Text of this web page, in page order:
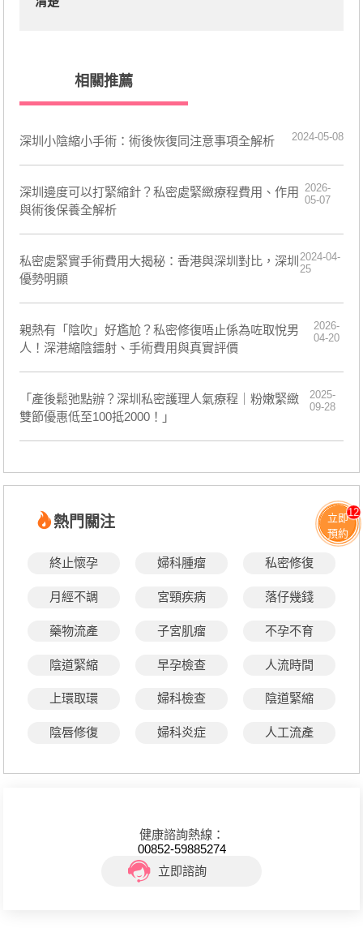
相關推薦
深圳小陰縮小手術：術後恢復同注意事項全解析 2024-05-08
深圳邊度可以打緊縮針？私密處緊緻療程費用、作用
與術後保養全解析
2026-
05-07
私密處緊實手術費用大揭秘：香港與深圳對比，深圳
優勢明顯
2024-04-
25
親熱有「陰吹」好尷尬？私密修復唔止係為咗取悅男
人！深港縮陰鐳射、手術費用與真實評價
2026-
04-20
「產後鬆弛點辦？深圳私密護理人氣療程｜粉嫩緊緻
雙節優惠低至100抵2000！」
2025-
09-28
熱門關注
終止懷孕 婦科腫瘤 私密修復
月經不調 宮頸疾病 落仔幾錢
藥物流產 子宮肌瘤 不孕不育
陰道緊縮 早孕檢查 人流時間
上環取環 婦科檢查 陰道緊縮
陰唇修復 婦科炎症 人工流產
健康諮詢熱線：
00852-59885274
立即諮詢
立即
預約
12